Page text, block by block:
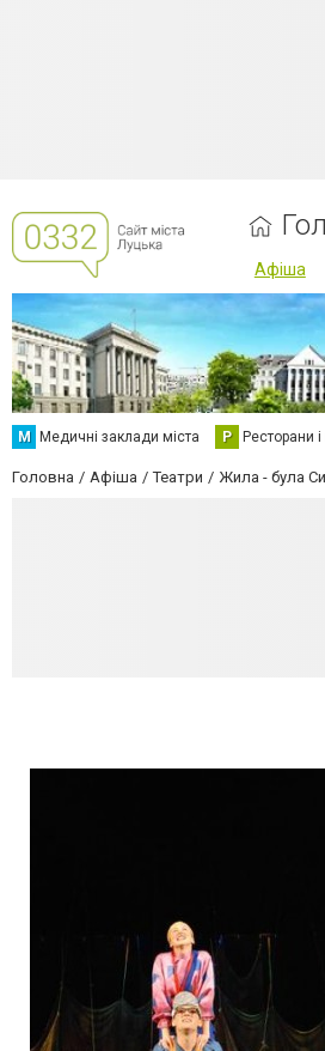
Афіша
М Медичні заклади міста Р Ресторани
Головна Афіша Театри Жила - була